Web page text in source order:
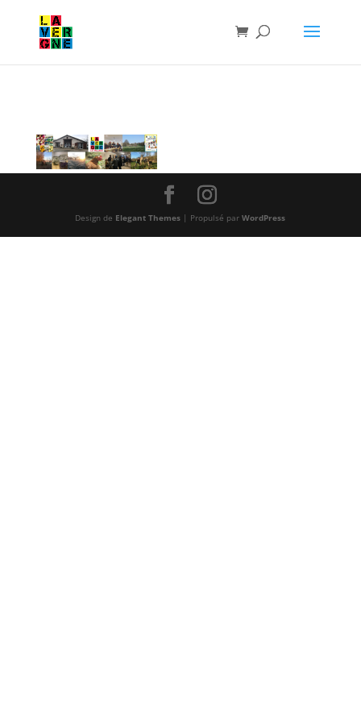
Design de Elegant Themes | Propulsé parWordPress